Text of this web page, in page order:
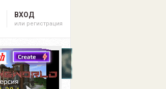
ВХОД
или регистрация